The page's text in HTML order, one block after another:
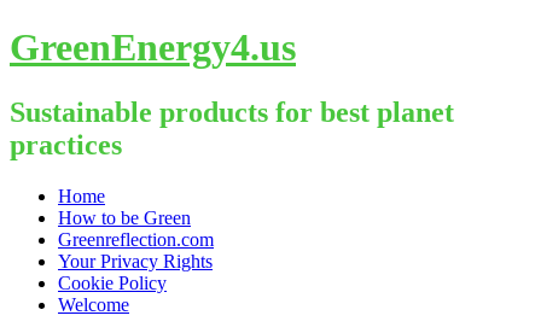
GreenEnergy4.us
Sustainable products for best planet
practices
Skip
content
Home
How to be Green
Greenreflection.com
Your Privacy Rights
Cookie Policy
Welcome